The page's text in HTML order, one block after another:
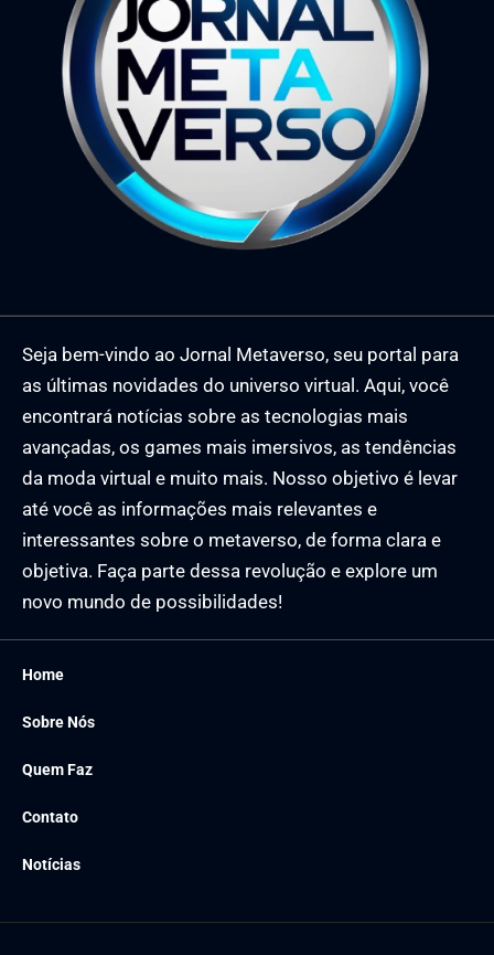
Seja bem-vindo ao Jornal Metaverso, seu portal para
as últimas novidades do universo virtual. Aqui, você
encontrará notícias sobre as tecnologias mais
avançadas, os games mais imersivos, as tendências
da moda virtual e muito mais. Nosso objetivo é levar
até você as informações mais relevantes e
interessantes sobre o metaverso, de forma clara e
objetiva. Faça parte dessa revolução e explore um
novo mundo de possibilidades!
Home
Sobre Nós
Quem Faz
Contato
Notícias